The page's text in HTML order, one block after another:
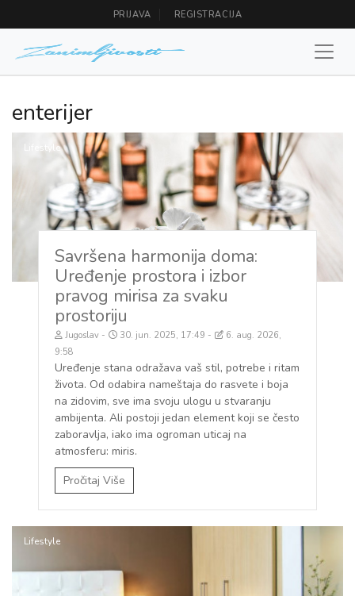
PRIJAVA REGISTRACIJA
enterijer
Lifestyle
Savršena harmonija doma:
Uređenje prostora i izbor
pravog mirisa za svaku
prostoriju
Jugoslav 30. jun. 2025, 17:49
6. aug. 2026,
9:58
Uređenje stana odražava vaš stil, potrebe i ritam
života. Od odabira nameštaja do rasvete i boja
na zidovim, sve ima svoju ulogu u stvaranju
ambijenta. Ali postoji jedan element koji se često
zaboravlja, iako ima ogroman uticaj na
atmosferu: miris.
Pročitaj Više
Lifestyle